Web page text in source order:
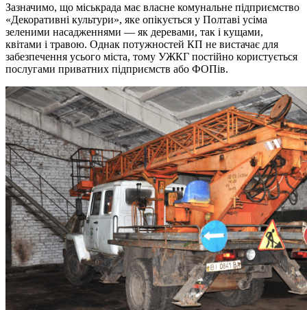
Зазначимо, що міськрада має власне комунальне підприємство
«Декоративні культури», яке опікується у Полтаві усіма
зеленими насадженнями — як деревами, так і кущами,
квітами і травою. Однак потужностей КП не вистачає для
забезпечення усього міста, тому УЖКГ постійно користується
послугами приватних підприємств або ФОПів.